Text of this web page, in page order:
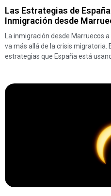
Las Estrategias de
Inmigración desde
La inmigración desde Marruecos
va más allá de la crisis migratoria.
estrategias que España está